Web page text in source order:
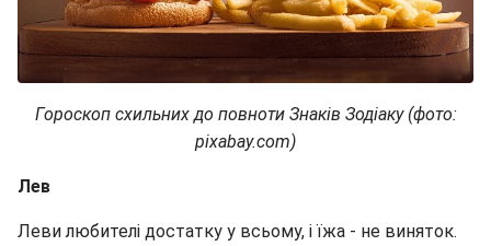
Гороскоп схильних до повноти Знаків Зодіаку (фото:
pixabay.com)
Лев
Леви любителі достатку у всьому, і їжа - не виняток.